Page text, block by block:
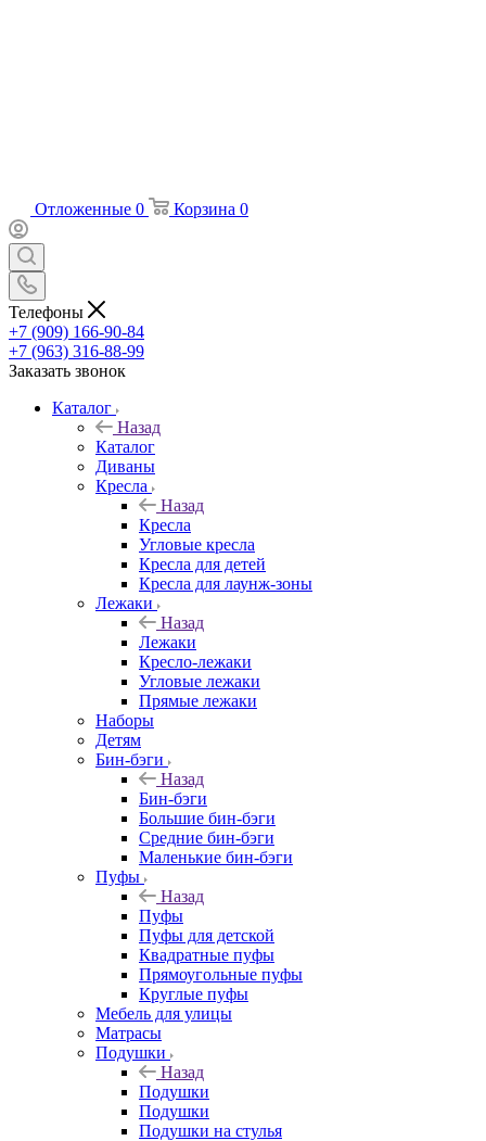
Отложенные 0 Корзина 0
Телефоны
+7 (909) 166-90-84
+7 (963) 316-88-99
Заказать звонок
Каталог
Назад
Каталог
Диваны
Кресла
Назад
Кресла
Угловые кресла
Кресла для детей
Кресла для лаунж-зоны
Лежаки
Назад
Лежаки
Кресло-лежаки
Угловые лежаки
Прямые лежаки
Наборы
Детям
Бин-бэги
Назад
Бин-бэги
Большие бин-бэги
Средние бин-бэги
Маленькие бин-бэги
Пуфы
Назад
Пуфы
Пуфы для детской
Квадратные пуфы
Прямоугольные пуфы
Круглые пуфы
Мебель для улицы
Матрасы
Подушки
Назад
Подушки
Подушки
Подушки на стулья